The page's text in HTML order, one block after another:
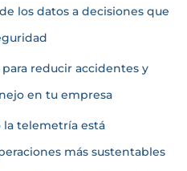
los datos a decisiones que
para reducir accidentes y
en tu empresa
la telemetría está
más sustentables